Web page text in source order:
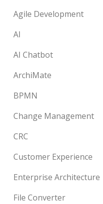
Agile Development
AI
AI Chatbot
ArchiMate
BPMN
Change Management
CRC
Customer Experience
Enterprise Architecture
File Converter